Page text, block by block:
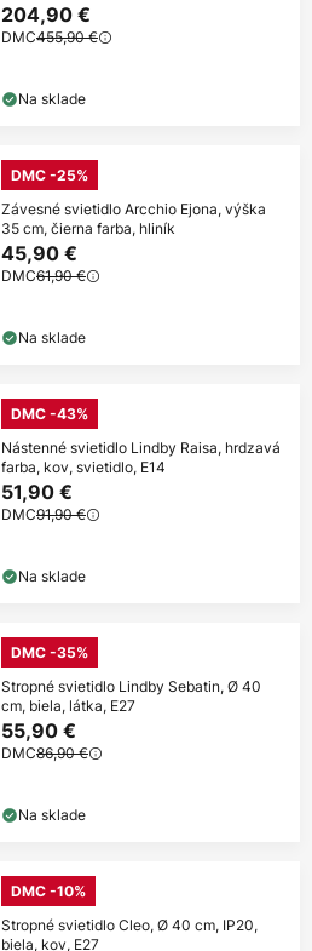
204,90 €
DMC455,90 €
Na sklade
DMC -25%
Závesné svietidlo Arcchio Ejona, výška
35 cm, čierna farba, hliník
45,90 €
DMC61,90 €
Na sklade
DMC -43%
Nástenné svietidlo Lindby Raisa, hrdzavá
farba, kov, svietidlo, E14
51,90 €
DMC91,90 €
Na sklade
DMC -35%
Stropné svietidlo Lindby Sebatin, Ø 40
cm, biela, látka, E27
55,90 €
DMC86,90 €
Na sklade
DMC -10%
Stropné svietidlo Cleo, Ø 40 cm, IP20,
biela, kov, E27